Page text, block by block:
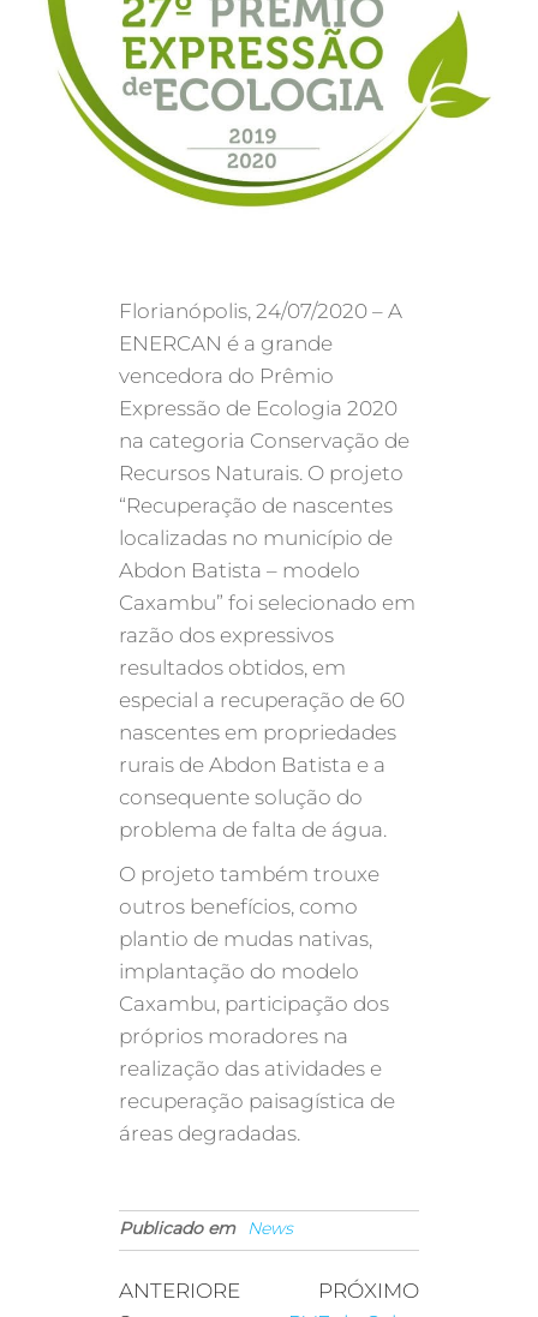
Florianópolis, 24/07/2020 – A
ENERCAN é a grande
vencedora do Prêmio
Expressão de Ecologia 2020
na categoria Conservação de
Recursos Naturais. O projeto
“Recuperação de nascentes
localizadas no município de
Abdon Batista – modelo
Caxambu” foi selecionado em
razão dos expressivos
resultados obtidos, em
especial a recuperação de 60
nascentes em propriedades
rurais de Abdon Batista e a
consequente solução do
problema de falta de água.
O projeto também trouxe
outros benefícios, como
plantio de mudas nativas,
implantação do modelo
Caxambu, participação dos
próprios moradores na
realização das atividades e
recuperação paisagística de
áreas degradadas.
Publicado em News
ANTERIORE
PRÓXIMO